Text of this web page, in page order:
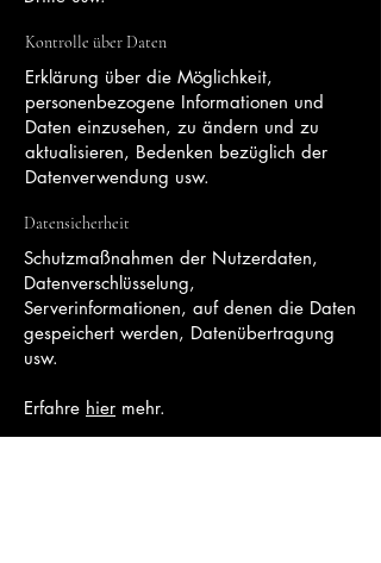
Kontrolle über Daten
Erklärung über die Möglichkeit,
personenbezogene Informationen und
Daten einzusehen, zu ändern und zu
aktualisieren, Bedenken bezüglich der
Datenverwendung usw.
Datensicherheit
Schutzmaßnahmen der Nutzerdaten,
Datenverschlüsselung,
Serverinformationen, auf denen die Daten
gespeichert werden, Datenübertragung
usw.
Erfahre hier mehr.